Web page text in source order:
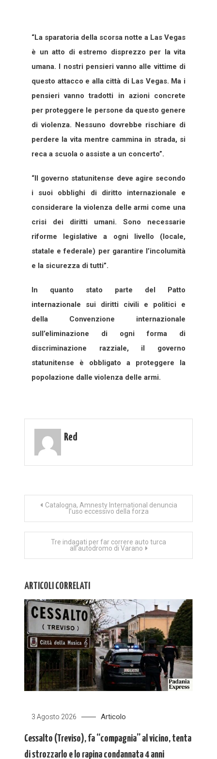
“La sparatoria della scorsa notte a Las Vegas
è un atto di estremo disprezzo per la vita
umana. I nostri pensieri vanno alle vittime di
questo attacco e alla città di Las Vegas. Ma i
pensieri vanno tradotti in azioni concrete
per proteggere le persone da questo genere
di violenza. Nessuno dovrebbe rischiare di
perdere la vita mentre cammina in strada, si
reca a scuola o assiste a un concerto”.
“Il governo statunitense deve agire secondo
i suoi obblighi di diritto internazionale e
considerare la violenza delle armi come una
crisi dei diritti umani. Sono necessarie
riforme legislative a ogni livello (locale,
statale e federale) per garantire l’incolumità
e la sicurezza di tutti”.
In quanto stato parte del Patto
internazionale sui diritti civili e politici e
della Convenzione internazionale
sull’eliminazione di ogni forma di
discriminazione razziale, il governo
statunitense è obbligato a proteggere la
popolazione dalle violenza delle armi.
Red
Navigazione
articoli
Catalogna, Amnesty International denuncia
l’uso eccessivo della forza
Tre indagati per far correre auto turca
all’autodromo di Varano
ARTICOLI CORRELATI
3 Agosto 2026 Articolo
Cessalto (Treviso), fa “compagnia” al vicino, tenta
di strozzarlo e lo rapina condannata 4 anni